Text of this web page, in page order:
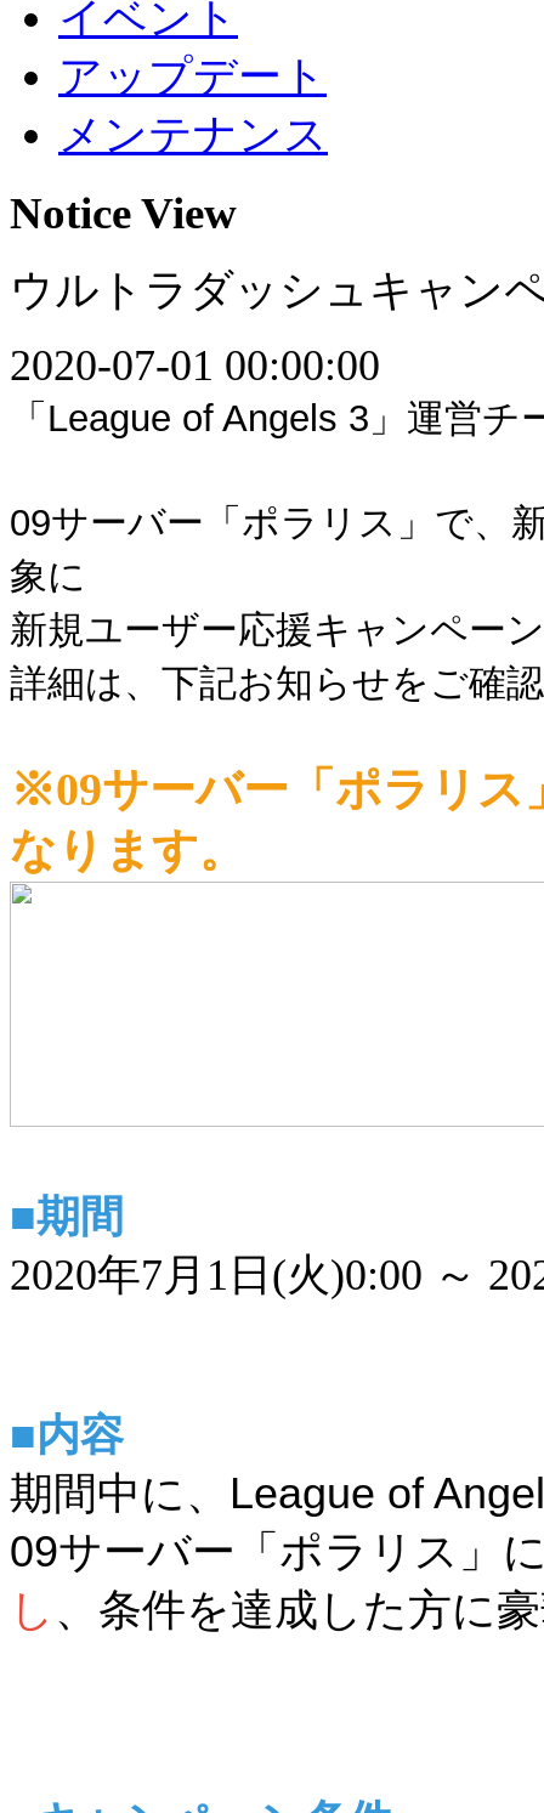
イベント
アップデート
メンテナンス
Notice View
ウルトラダッシュキャン
2020-07-01 00:00:00
「League of Angels 3」運営チ
09サーバー「ポラリス」で、
象に
新規ユーザー応援キャンペー
詳細は、下記お知らせをご確
※09サーバー「ポラリス
なります。
■期間
2020年7月1日(火)0:00 ～
■内容
期間中に、League of
09サーバー「ポラリス」
し 、条件を達成した方に